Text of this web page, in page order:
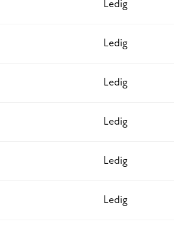
Ledig
Ledig
Ledig
Ledig
Ledig
Ledig